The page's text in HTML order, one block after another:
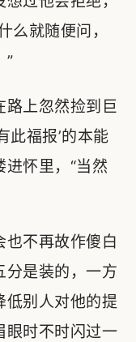
么就随便问，
”
路上忽然捡到巨
此福报’的本能
怀里，“当然
也不再故作傻白
分是装的，一方
低别人对他的提
眼时不时闪过一